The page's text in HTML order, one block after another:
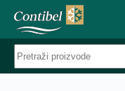
content
results